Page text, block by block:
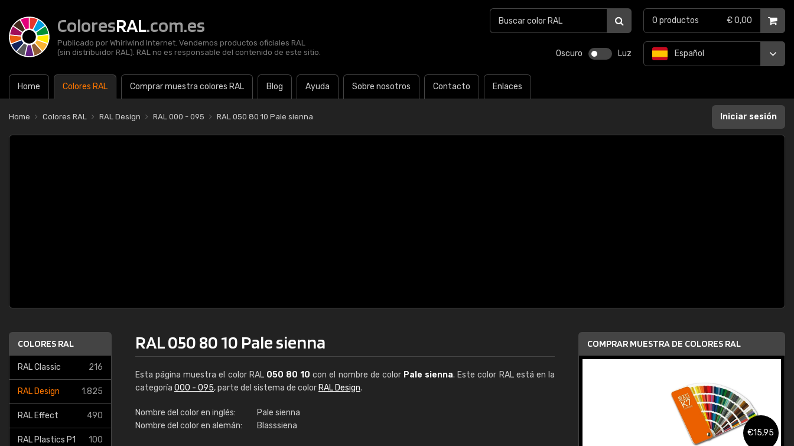
ColoresRAL.com.es
Publicado por Whirlwind Internet. Vendemos productos oficiales RAL
(sin distribuidor RAL). RAL no es responsable del contenido de este sitio.
Oscuro Luz
Home Colores RAL Comprar muestra colores RAL Blog Ayuda Sobre nosotros Contacto Enlaces
Español
0 productos € 0,00
Home Colores RAL RAL Design RAL 000 - 095 RAL 050 80 10 Pale sienna Iniciar sesión
COLORES RAL
RAL Classic 216
RAL Design 1.825
RAL Effect 490
RAL Plastics P1 100
RAL 050 80 10 Pale sienna
Esta página muestra el color RAL 050 80 10 con el nombre de color Pale sienna. Este color RAL está en la
categoría 000 - 095, parte del sistema de color RAL Design.
Nombre del color en inglés:
Pale sienna
Nombre del color en alemán:
Blasssiena
COMPRAR MUESTRA DE COLORES RAL
€15,95